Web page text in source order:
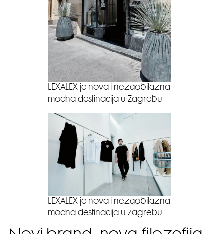
LEXALEX je nova i nezaobilazna
modna destinacija u Zagrebu
LEXALEX je nova i nezaobilazna
modna destinacija u Zagrebu